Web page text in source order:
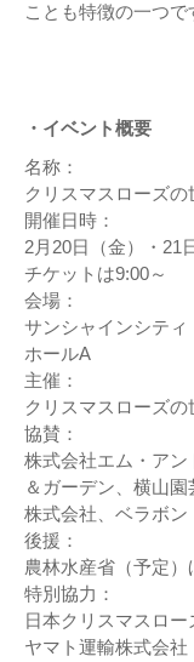
ことも特徴の一つで
・イベント概要
名称：
クリスマスローズ
開催日時：
2月20日（金）・
チケットは9:00～
会場：
サンシャインシテ
ホールA
主催：
クリスマスローズ
協賛：
株式会社エム・ア
＆ガーデン、横山
株式会社、ベラボン
後援：
農林水産省（予定）
特別協力：
日本クリスマスロー
ヤマト運輸株式会社